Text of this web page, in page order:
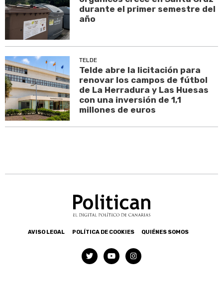
durante el primer semestre del
año
TELDE
Telde abre la licitación para
renovar los campos de fútbol
de La Herradura y Las Huesas
con una inversión de 1,1
millones de euros
AVISO LEGAL POLÍTICA DE COOKIES QUIÉNES SOMOS